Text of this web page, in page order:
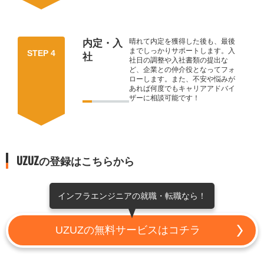
STEP 4
内定・入
社
晴れて内定を獲得した後も、最後
までしっかりサポートします。入
社日の調整や入社書類の提出な
ど、企業との仲介役となってフォ
ローします。また、不安や悩みが
あれば何度でもキャリアアドバイ
ザーに相談可能です！
UZUZの登録はこちらから
インフラエンジニアの就職・転職なら！
UZUZの無料サービスはコチラ